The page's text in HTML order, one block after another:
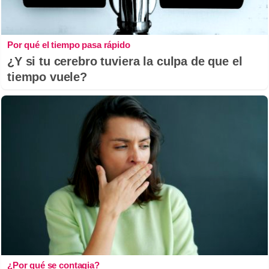
Por qué el tiempo pasa rápido
¿Y si tu cerebro tuviera la culpa de que el
tiempo vuele?
¿Por qué se contagia?